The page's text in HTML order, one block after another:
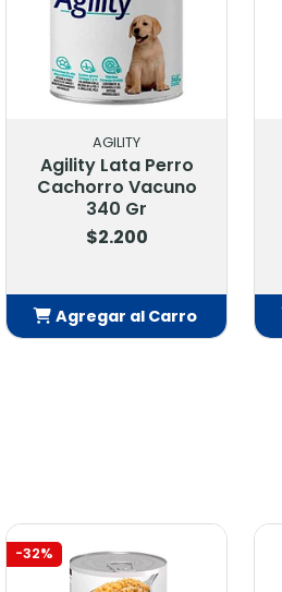
AGILITY
Agility Lata Perro
Cachorro Vacuno
340 Gr
$2.200
Agregar al Carro
-32%